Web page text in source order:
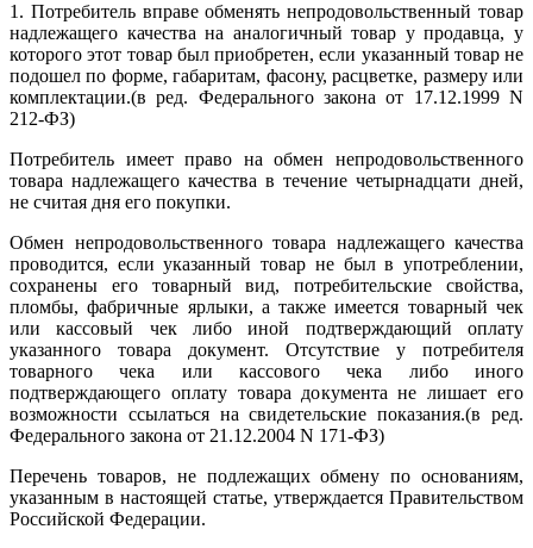
1. Потребитель вправе обменять непродовольственный товар
надлежащего качества на аналогичный товар у продавца, у
которого этот товар был приобретен, если указанный товар не
подошел по форме, габаритам, фасону, расцветке, размеру или
комплектации.(в ред. Федерального закона от 17.12.1999 N
212-ФЗ)
Потребитель имеет право на обмен непродовольственного
товара надлежащего качества в течение четырнадцати дней,
не считая дня его покупки.
Обмен непродовольственного товара надлежащего качества
проводится, если указанный товар не был в употреблении,
сохранены его товарный вид, потребительские свойства,
пломбы, фабричные ярлыки, а также имеется товарный чек
или кассовый чек либо иной подтверждающий оплату
указанного товара документ. Отсутствие у потребителя
товарного чека или кассового чека либо иного
подтверждающего оплату товара документа не лишает его
возможности ссылаться на свидетельские показания.(в ред.
Федерального закона от 21.12.2004 N 171-ФЗ)
Перечень товаров, не подлежащих обмену по основаниям,
указанным в настоящей статье, утверждается Правительством
Российской Федерации.